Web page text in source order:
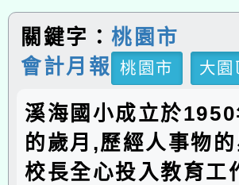
關鍵字：桃園市
會計月報
桃園市 大園
溪海國小成立於
的歲月,歷經人事物
校長全心投入教育工